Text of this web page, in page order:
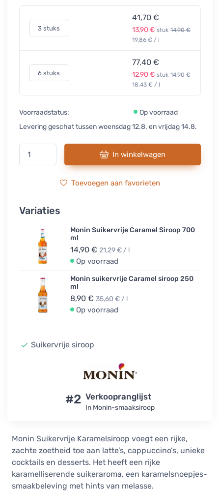
3 stuks
41,70 €
13,90 € stuk 14,90 €
19,86 € / l
6 stuks
77,40 €
12,90 € stuk 14,90 €
18,43 € / l
Voorraadstatus:
Op voorraad
Levering geschat tussen woensdag 12.8. en vrijdag 14.8.
In winkelwagen
Toevoegen aan favorieten
Variaties
Monin Suikervrije Caramel Siroop 700
ml
14,90 € 21,29 € / l
Op voorraad
Monin suikervrije Caramel siroop 250
ml
8,90 € 35,60 € / l
Op voorraad
Suikervrije siroop
#2 Verkoopranglijst
In Monin-smaaksiroop
Monin Suikervrije Karamelsiroop voegt een rijke,
zachte zoetheid toe aan latte’s, cappuccino’s, unieke
cocktails en desserts. Het heeft een rijke
karamelliserende suikeraroma, een karamelsnoepjes-
smaakbeleving met hints van melasse.